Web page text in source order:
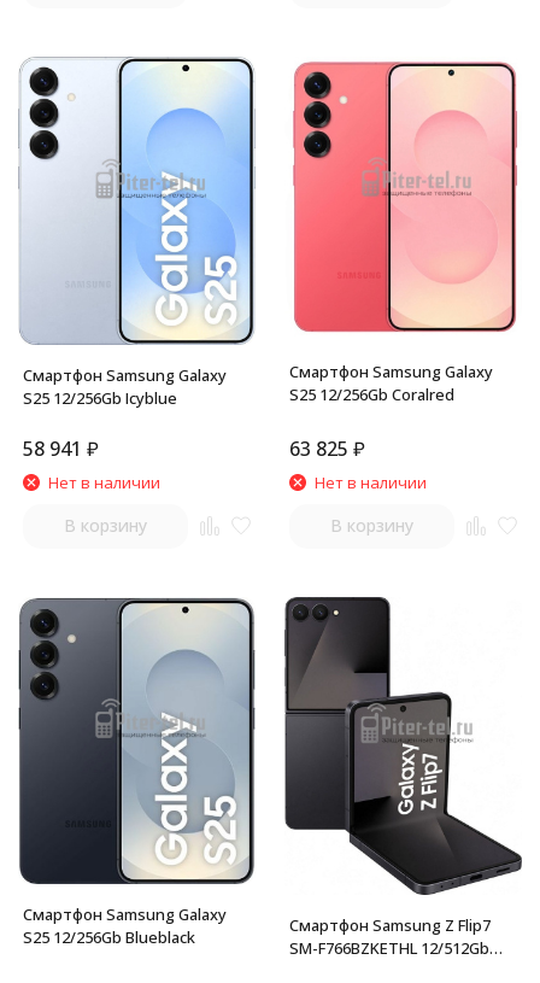
Смартфон Samsung Galaxy
S25 12/256Gb Icyblue
58 941 ₽
Нет в наличии
В корзину
Смартфон Samsung Galaxy
S25 12/256Gb Coralred
63 825 ₽
Нет в наличии
В корзину
Смартфон Samsung Galaxy
S25 12/256Gb Blueblack
Смартфон Samsung Z Flip7
SM-F766BZKETHL 12/512Gb